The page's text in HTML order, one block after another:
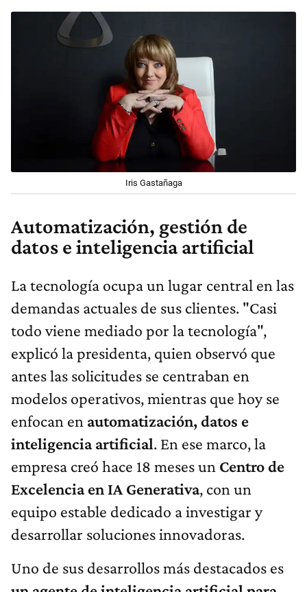
Iris Gastañaga
Automatización, gestión de
datos e inteligencia artificial
La tecnología ocupa un lugar central en las
demandas actuales de sus clientes. "Casi
todo viene mediado por la tecnología",
explicó la presidenta, quien observó que
antes las solicitudes se centraban en
modelos operativos, mientras que hoy se
enfocan en automatización, datos e
inteligencia artificial. En ese marco, la
empresa creó hace 18 meses un Centro de
Excelencia en IA Generativa, con un
equipo estable dedicado a investigar y
desarrollar soluciones innovadoras.
Uno de sus desarrollos más destacados es